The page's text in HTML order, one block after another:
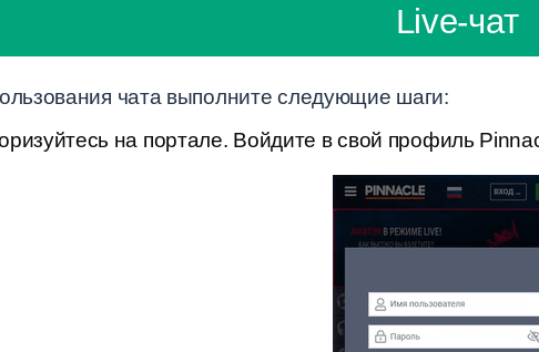
Live-чат
чата выполните следующие шаги:
на портале. Войдите в свой профиль